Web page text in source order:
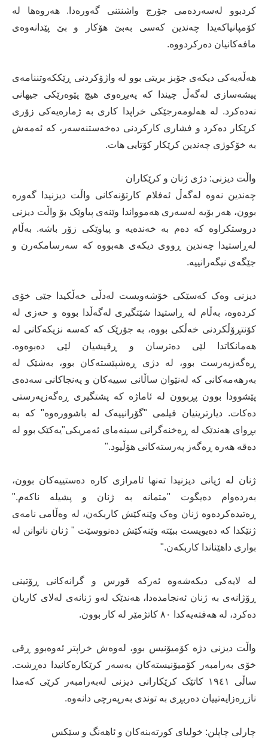
کردبوو لەسەردەمی جۆرج واشنتنی گەورەدا. هەروەها لە
کۆمپانیاکەیدا چەندین کەسی بەبێ هۆکار و بێ پێدانەوەی
مافەکانیان دەرکردووە.
هەڵەیەکی دیکەی جۆبز بریتی بوو لە واژۆکردنی ڕێککەوتننامەی
پیشەسازی لەگەڵ چیندا کە پەیڕەوی هیچ پێوەرێکی جیهانی
نەدەکرد. لە هەلومەرجێکی خراپدا کاری بە ژمارەیەکی زۆری
کرێکار دەکرد و فشاری کارکردنی دەخەستنەسەر، کە ئەمەش
بە خۆکوژی چەندین کرێکار کۆتایی هات.
واڵت دیزنی: دژی ژنان و کرێکاران
چەندین نەوە لەگەڵ ئەفلام کارتۆنەکانی واڵت دیزنیدا گەورە
بوون، هەر بۆیە لەسەری هەموواندا وێنەی پیاوێک بۆ واڵت دیزنی
دروستکراوە کە دەم بە خەندەیە و پیاوێکی زۆر باشە. بەڵام
لەڕاستیدا چەندین ڕووی دیکەی هەبووە کە سەرسامکەرن و
جێگەی نیگەرانییە.
دیزنی وەک کەسێکی خۆشەویست لەدڵی خەڵکیدا جێی خۆی
کردەوە، بەڵام لە ڕاستیدا شێتگیری لەگەڵدا بووە و حەزی لە
کۆنتڕۆڵکردنی خەڵکی بووە، بە جۆرێک کە کەسە نزیکەکانی لە
هەمانکاتدا لێی دەترسان و ڕقیشیان لێی دەبوەوە.
ڕەگەزپەرست بوو، لە دژی ڕەشپێستەکان بوو، بەشێک لە
بەرهەمەکانی کە لەنێوان ساڵانی سییەکان و پەنجاکانی سەدەی
پێشوودا بوون پڕبوون لە ئاماژە کە پشتگیری ڕەگەزپەرستی
دەکات. دیارترینیان فیلمی "گۆرانییەک لە باشوورەوە" کە بە
بڕوای هەندێک لە ڕەخنەگرانی سینەمای ئەمریکی"یەکێک بوو لە
دەقە هەرە ڕەگەز پەرستەکانی هۆڵیود."
ژنان لە ژیانی دیزنیدا تەنها ئامرازی کارە دەستییەکان بوون،
بەردەوام دەیگوت "متمانە بە ژنان و پشیلە ناکەم."
ڕەتیدەکردەوە ژنان وەک وێنەکێش کاربکەن، لە وەڵامی نامەی
ژنێکدا کە دەیویست ببێتە وێنەکێش دەنووسێت " ژنان ناتوانن لە
بواری داهێناندا کاربکەن."
لە لایەکی دیکەشەوە ئەرکە قورس و گرانەکانی ڕۆتینی
ڕۆژانەی بە ژنان ئەنجامدەدا، هەندێک لەو ژنانەی لەلای کاریان
دەکرد، لە هەفتەیەکدا ٨٠ کاتژمێر لە کار بوون.
واڵت دیزنی دژە کۆمیۆنیس بوو، لەوەش خراپتر ئەوەبوو ڕقی
خۆی بەرامبەر کۆمیۆنیستەکان بەسەر کرێکارەکانیدا دەڕشت.
ساڵی ١٩٤١ کاتێک کرێکارانی دیزنی لەبەرامبەر کرێی کەمدا
نازڕەزایەتییان دەربڕی بە توندی بەرپەرچی دانەوە.
چارلی چاپلن: خولیای کورتەبنەکان و ئاهەنگ و سێکس